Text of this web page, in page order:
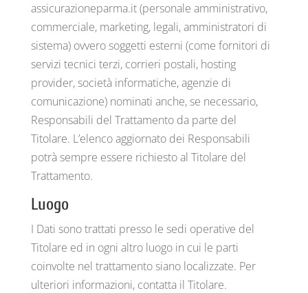
assicurazioneparma.it (personale amministrativo,
commerciale, marketing, legali, amministratori di
sistema) ovvero soggetti esterni (come fornitori di
servizi tecnici terzi, corrieri postali, hosting
provider, società informatiche, agenzie di
comunicazione) nominati anche, se necessario,
Responsabili del Trattamento da parte del
Titolare. L’elenco aggiornato dei Responsabili
potrà sempre essere richiesto al Titolare del
Trattamento.
Luogo
I Dati sono trattati presso le sedi operative del
Titolare ed in ogni altro luogo in cui le parti
coinvolte nel trattamento siano localizzate. Per
ulteriori informazioni, contatta il Titolare.